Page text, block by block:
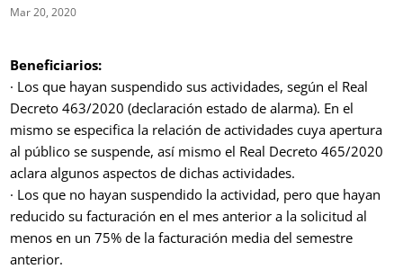
Mar 20, 2020
Beneficiarios:
· Los que hayan suspendido sus actividades, según el Real
Decreto 463/2020 (declaración estado de alarma). En el
mismo se especifica la relación de actividades cuya apertura
al público se suspende, así mismo el Real Decreto 465/2020
aclara algunos aspectos de dichas actividades.
· Los que no hayan suspendido la actividad, pero que hayan
reducido su facturación en el mes anterior a la solicitud al
menos en un 75% de la facturación media del semestre
anterior.